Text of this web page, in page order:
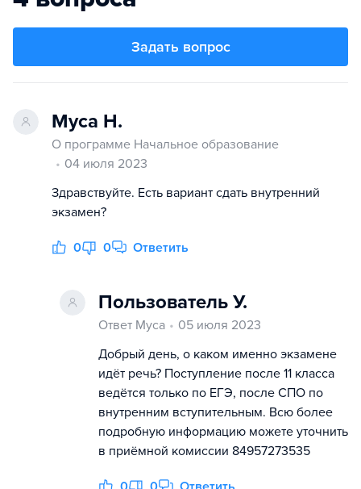
Задать вопрос
Муса Н.
О программе Начальное образование
04 июля 2023
Здравствуйте. Есть вариант сдать внутренний
экзамен?
0 0 Ответить
Пользователь У.
Ответ Муса
05 июля 2023
Добрый день, о каком именно экзамене
идёт речь? Поступление после 11 класса
ведётся только по ЕГЭ, после СПО по
внутренним вступительным. Всю более
подробную информацию можете уточнить
в приёмной комиссии 84957273535